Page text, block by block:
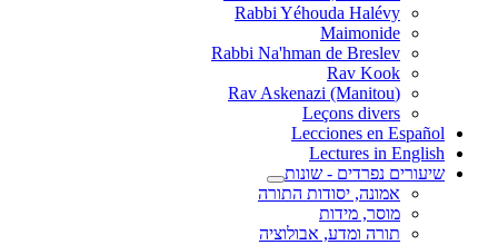
Rabbi Yéhouda Halévy
Maimonide
Rabbi Na'hman de Breslev
Rav Kook
(Rav Askenazi (Manitou
Leçons divers
Lecciones en Español
Lectures in English
שיעורים נפרדים - שונות
אמונה, יסודות התורה
מוסר, מידות
תורה ומדע, אבולוציה